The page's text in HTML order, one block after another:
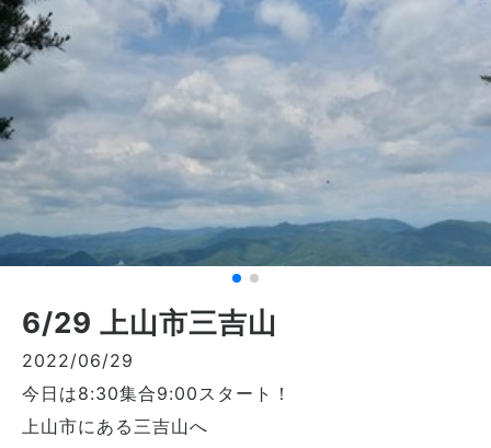
6/29 上山市三吉山
2022/06/29
今日は8:30集合9:00スタート！
上山市にある三吉山へ